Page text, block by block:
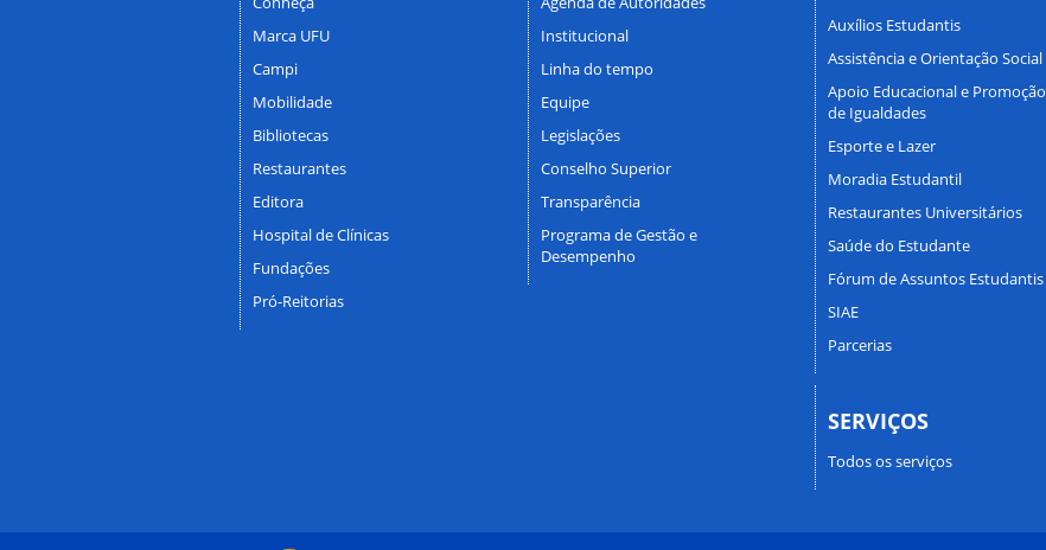
Marca UFU
Campi
Mobilidade
Bibliotecas
Restaurantes
Editora
Hospital de Clínicas
Fundações
Pró-Reitorias
Institucional
Linha do tempo
Equipe
Legislações
Conselho Superior
Transparência
Programa de Gestão e
Desempenho
Auxílios Estudantis
Assistência e Orientação Social
Apoio Educacional e Promoção
de Igualdades
Esporte e Lazer
Moradia Estudantil
Restaurantes Universitários
Saúde do Estudante
Fórum de Assuntos Estudantis
SIAE
Parcerias
SERVIÇOS
Todos os serviços